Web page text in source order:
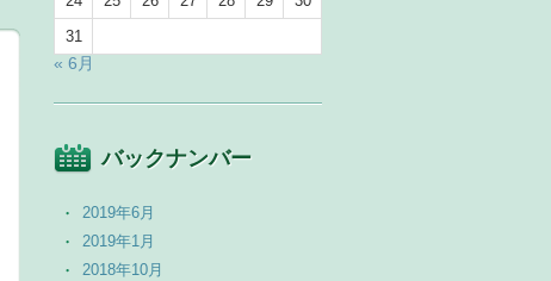
31
« 6月
バックナンバー
2019年6月
2019年1月
2018年10月